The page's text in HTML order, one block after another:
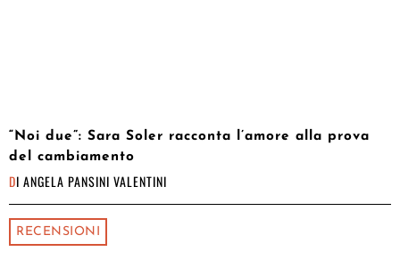
“Noi due”: Sara Soler racconta l’amore alla prova
del cambiamento
DI ANGELA PANSINI VALENTINI
RECENSIONI